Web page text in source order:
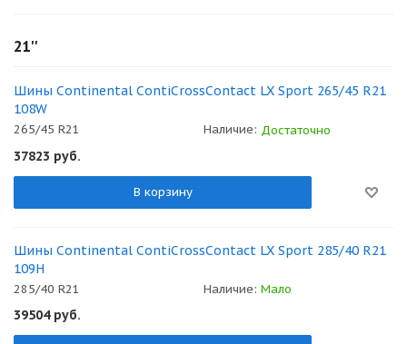
21''
Шины Continental ContiCrossContact LX Sport 265/45 R21
108W
265/45 R21 Наличие: Достаточно
37823 руб.
В корзину
Шины Continental ContiCrossContact LX Sport 285/40 R21
109H
285/40 R21 Наличие: Мало
39504руб.